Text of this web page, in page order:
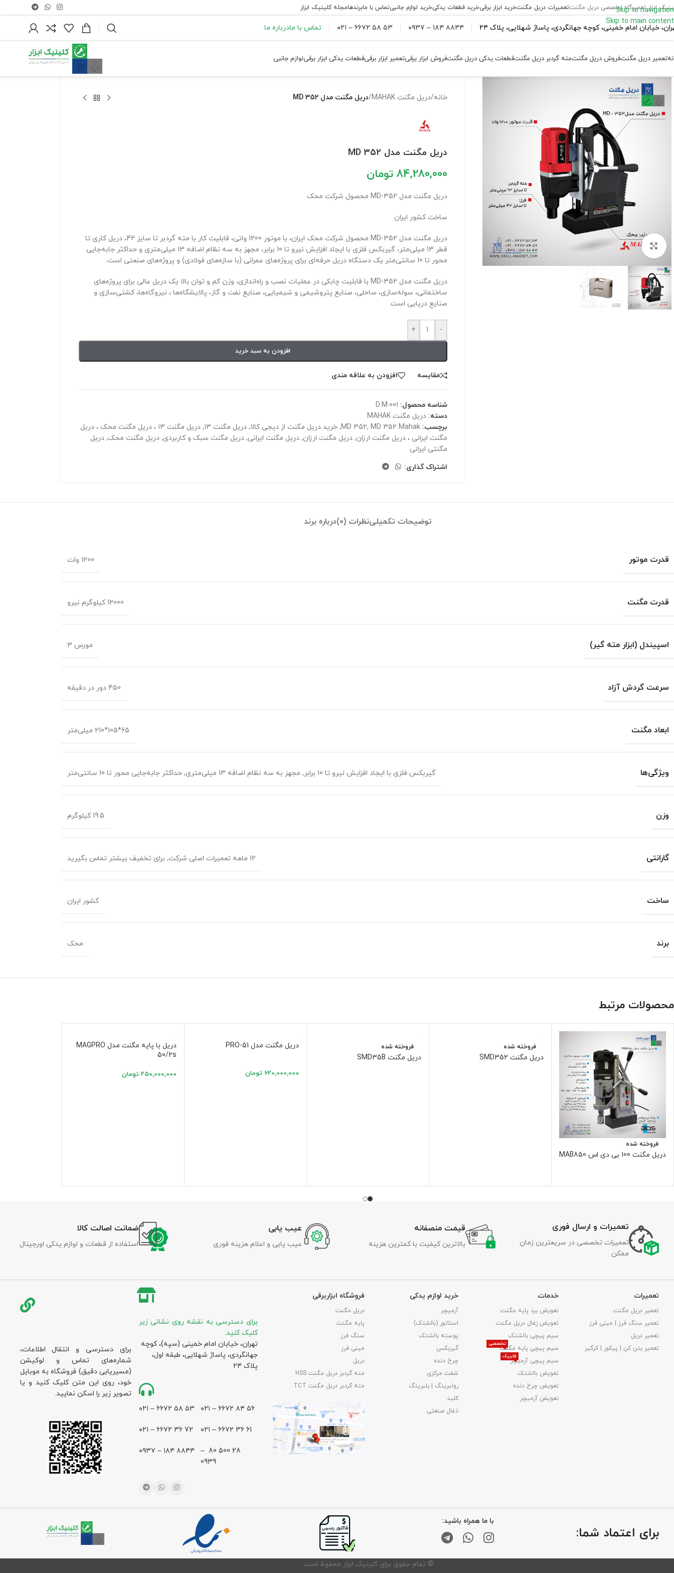
Skip to navigation
Skip to main content
ابزار تعمیرگاه تخصصی دریل مگنتتعمیرات دریل مگنتخرید ابزار برقیخرید قطعات یدکیخرید لوازم جانبیتماس با مابرندهامجله کلینیک ابزار
خیابان امام خمینی، کوچه جهانگردی، پاساژ شهلایی، پلاک ۲۴ ۸۸۴۴ ۱۸۴ – ۰۹۳۷ ۵۳ ۵۸ ۶۶۷۲ – ۰۲۱ تماس با مادرباره ما
تعمیر دریل مگنتفروش دریل مگنتمته گردبر دریل مگنتقطعات یدکی دریل مگنتفروش ابزار برقیتعمیر ابزار برقیقطعات یدکی ابزار برقیلوازم جانبی
برای بزرگنمایی کلیک کنید
خانه/دریل مگنت MAHAK /دریل مگنت مدل MD 352
دریل مگنت مدل MD 352
84,280,000 تومان
دریل مگنت مدل MD-352 محصول شرکت محک
ساخت کشور ایران
دریل مگنت مدل MD-352 محصول شرکت محک ایران، با موتور 1200 واتی، قابلیت کار با مته گردبر تا سایز 42، دریل کاری تا
قطر 13 میلی‌متر، گیربکس فلزی با ایجاد افزایش نیرو تا 10 برابر، مجهز به سه نظام اضافه 13 میلی‌متری و حداکثر جابه‌جایی
محور تا 10 سانتی‌متر یک دستگاه دریل حرفه‌ای برای پروژه‌های عمرانی (با سازه‌های فولادی) و پروژه‌های صنعتی است.
دریل مگنت مدل MD-352 با قابلیت چابکی در عملیات نصب و راه‌اندازی، وزن کم و توان بالا یک دریل عالی برای پروژه‌های
ساختمانی، سوله‌سازی، ساحلی، صنایع پتروشیمی و شیمیایی، صنایع نفت و گاز، پالایشگاه‌ها ، نیروگاه‌ها، کشتی‌سازی و
صنایع دریایی است.
-
+
افزودن به سبد خرید
مقايسه افزودن به علاقه مندی
شناسه محصول: D.M.001
دسته: دریل مگنت MAHAK
برچسب:
MD 352, MD 352 Mahak
, خرید دریل مگنت از دیجی کالا, دریل مگنت ۱۳ ,
دریل مگنت ۱۳ ، دریل مگنت محک ، دریل
مگنت ایرانی ، دریل مگنت ارزان, دریل مگنت ارزان, دریل مگنت ایرانی, دریل مگنت سبک و کاربردی, دریل مگنت محک, دریل
مگنتی ایرانی
اشتراک گذاری:
توضیحات تکمیلینظرات (0) درباره برند
قدرت موتور 1200 وات
قدرت مگنت 12000 کیلوگرم نیرو
اسپیندل (ابزار مته گیر) مورس 3
سرعت گردش آزاد 450 دور در دقیقه
ابعاد مگنت 65*105*210 میلی‌متر
ویژگی‌ها گیربکس فلزی با ایجاد افزایش نیرو تا 10 برابر , مجهز به سه نظام اضافه 13 میلی‌متری , حداکثر جابه‌جایی محور تا 10 سانتی‌متر
وزن 19.5 کیلوگرم
گارانتی 12 ماهه تعمیرات اصلی شرکت , برای تخفیف بیشتر تماس بگیرید
ساخت کشور ایران
برند محک
محصولات مرتبط
فروخته شده
دریل مگنت 100 بی دی اس MAB850
فروخته شده
دریل مگنت SMD352
فروخته شده
دریل مگنت SMD35B
دریل مگنت مدل PRO-51
620,000,000 تومان
دریل با پایه مگنت مدل MAGPRO
50/2s
250,000,000 تومان
تعمیرات و ارسال فوری
تعمیرات تخصصی در سریعترین زمان
ممکن
قیمت منصفانه
بالاترین کیفیت با کمترین هزینه
عیب یابی
عیب یابی و اعلام هزینه فوری
ضمانت اصالت کالا
استفاده از قطعات و لوازم یدکی اورجینال
تعمیرات
تعمیر دریل مگنت
تعمیر سنگ فرز | مینی فرز
تعمیر دریل
تعمیر بتن کن | پیکور | کرگیر
خدمات
تعویض برد پایه مگنت
تعویض زغال دریل مگنت
سیم پیچی بالشتک
سیم پیچی پایه مگنت
تخصصی
سیم پیچی آرمیچر
فابریک
تعویض بالشتک​
تعویض چرخ دنده
تعویض آرمیچر
خرید لوازم یدکی
آرمیچر
استاتور (بالشتک)
پوسته بالشتک
گیربکس
چرخ دنده
شفت مرکزی
رولبرینگ | بلبرینگ
کلید
ذغال صنعتی
فروشگاه ابزاربرقی
دریل مگنت
پایه مگنت
سنگ فرز
مینی فرز
دریل
مته گردبر دریل مگنت HSS
مته گردبر دریل مگنت TCT
برای دسترسی به نقشه روی نشانی زیر
کلیک کنید:
تهران، خیابان امام خمینی (سپه)، کوچه
جهانگردی،‌ پاساژ شهلایی، طبقه اول،
پلاک ۲۴
۵۶ ۸۴ ۶۶۷۲ – ۰۲۱
61 36 ۶۶۷۲ – ۰۲۱
28 500 80 –
0939
۵۳ ۵۸ ۶۶۷۲ – ۰۲۱
72 36 ۶۶۷۲ – ۰۲۱
۸۸۴۴ ۱۸۴ – ۰۹۳۷
برای دسترسی و انتقال اطلاعات،
شماره‌های تماس و لوکیشن
(مسیریابی دقیق) فروشگاه به موبایل
خود، روی این متن کلیک کنید و یا
تصویر زیر را اسکن نمایید.
برای اعتماد شما:
با ما همراه باشید:
©️ تمام حقوق برای کلینیک ابزار محفوظ است.